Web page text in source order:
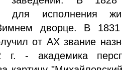
для исполнения
дворце. В
от АХ звание
- академика